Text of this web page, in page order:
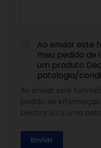
Ao enviar este
meu pedido de
um produto
patologia/
Ao enviar este
pedido de
Dechra ou a uma
Enviar